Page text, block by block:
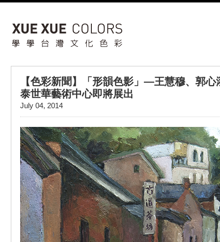
【色彩新聞】「形韻色影」—王慧穆、郭
泰世華藝術中心即將展出
July 04, 2014